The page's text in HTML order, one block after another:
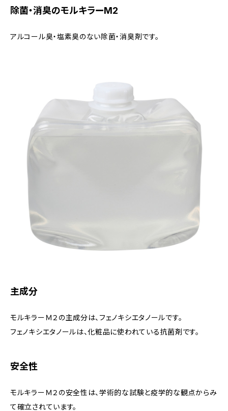
除菌・消臭のモルキラーM2
アルコール臭・塩素臭のない除菌・消臭剤です。
主成分
モルキラーＭ２の主成分は、フェノキシエタノールです。
フェノキシエタノールは、化粧品に使われている抗菌剤です。
安全性
モルキラーＭ２の安全性は、学術的な試験と疫学的な観点からみ
て確立されています。